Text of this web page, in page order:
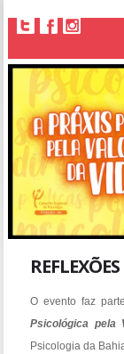
O evento faz
Psicológica pela
Psicologia da